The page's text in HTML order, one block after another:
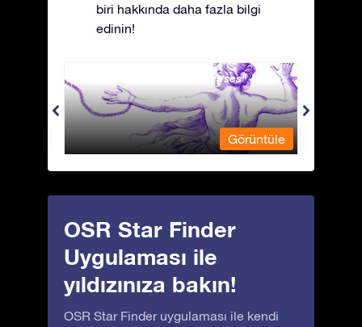
biri hakkında daha fazla bilgi
edinin!
Andromeda - Zincirli Prenses
Görüntüle
OSR Star Finder
Uygulaması ile
yıldızınıza bakın!
OSR Star Finder uygulaması ile kendi